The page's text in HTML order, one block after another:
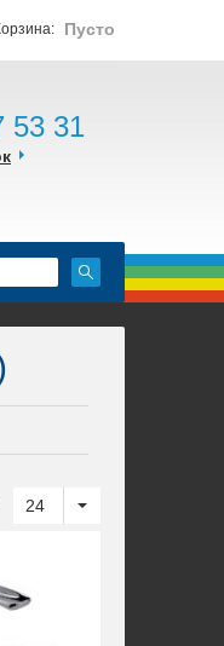
53 31
24
Пусто